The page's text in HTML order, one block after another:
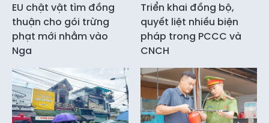
EU chật vật tìm đồng
thuận cho gói trừng
phạt mới nhằm vào
Nga
Triển khai đồng bộ,
quyết liệt nhiều biện
pháp trong PCCC và
CNCH